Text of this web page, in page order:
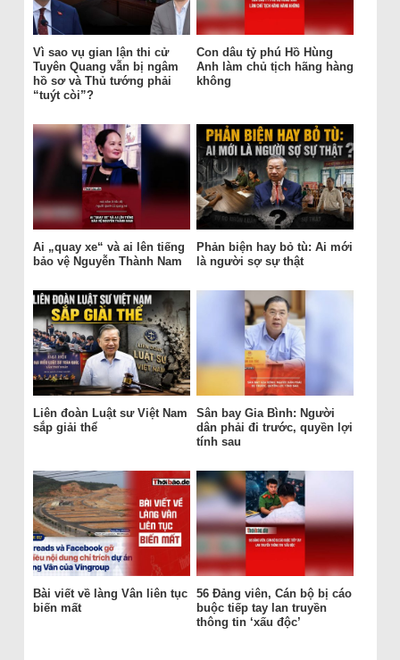
Vì sao vụ gian lận thi cử
Tuyên Quang vẫn bị ngâm
hồ sơ và Thủ tướng phải
“tuýt còi”?
Con dâu tỷ phú Hồ Hùng
Anh làm chủ tịch hãng hàng
không
Ai „quay xe“ và ai lên tiếng
bảo vệ Nguyễn Thành Nam
Phản biện hay bỏ tù: Ai mới
là người sợ sự thật
Liên đoàn Luật sư Việt Nam
sắp giải thể
Sân bay Gia Bình: Người
dân phải đi trước, quyền lợi
tính sau
Bài viết về làng Vân liên tục
biến mất
56 Đảng viên, Cán bộ bị cáo
buộc tiếp tay lan truyền
thông tin ‘xấu độc’